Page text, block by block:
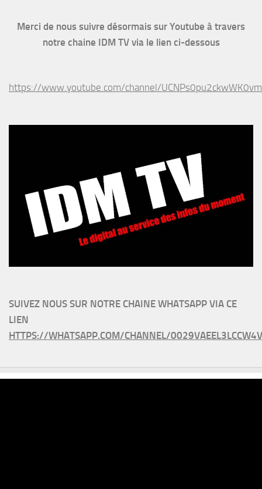
Merci de nous suivre désormais sur Youtube à travers
notre chaine IDM TV via le lien ci-dessous
https://www.youtube.com/channel/
SUIVEZ NOUS SUR NOTRE CHAINE WHATSAPP VIA CE
LIEN
HTTPS://WHATSAPP.COM/CHANNEL/